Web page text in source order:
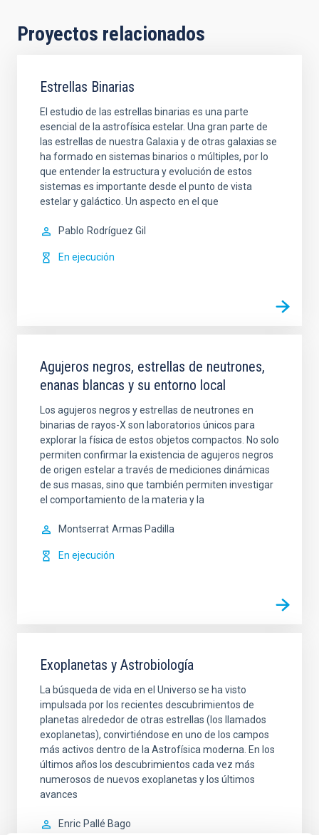
Proyectos relacionados
Estrellas Binarias
El estudio de las estrellas binarias es una parte
esencial de la astrofísica estelar. Una gran parte de
las estrellas de nuestra Galaxia y de otras galaxias se
ha formado en sistemas binarios o múltiples, por lo
que entender la estructura y evolución de estos
sistemas es importante desde el punto de vista
estelar y galáctico. Un aspecto en el que
Pablo Rodríguez Gil
En ejecución
Agujeros negros, estrellas de neutrones,
enanas blancas y su entorno local
Los agujeros negros y estrellas de neutrones en
binarias de rayos-X son laboratorios únicos para
explorar la física de estos objetos compactos. No solo
permiten confirmar la existencia de agujeros negros
de origen estelar a través de mediciones dinámicas
de sus masas, sino que también permiten investigar
el comportamiento de la materia y la
Montserrat Armas Padilla
En ejecución
Exoplanetas y Astrobiología
La búsqueda de vida en el Universo se ha visto
impulsada por los recientes descubrimientos de
planetas alrededor de otras estrellas (los llamados
exoplanetas), convirtiéndose en uno de los campos
más activos dentro de la Astrofísica moderna. En los
últimos años los descubrimientos cada vez más
numerosos de nuevos exoplanetas y los últimos
avances
Enric Pallé Bago